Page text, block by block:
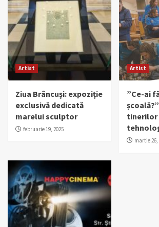
Artist
Ziua Brâncuși: expoziție
exclusivă dedicată
marelui sculptor
februarie 19, 2025
Artist
”Ce-ai
tinerilor
martie 26,